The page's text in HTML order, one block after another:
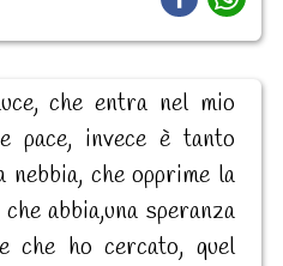
che entra nel mio
pace, invece è tanto
nebbia, che opprime la
abbia,una speranza
che ho cercato, quel